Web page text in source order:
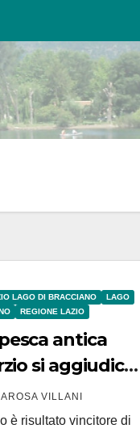
LAGO DI BRACCIANO
LAGO
REGIONE LAZIO
antica
si aggiudica
VILLANI
è risultato vincitore di